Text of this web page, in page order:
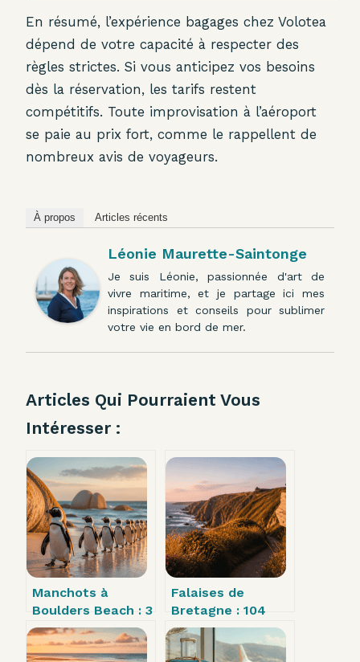
En résumé, l’expérience bagages chez Volotea
dépend de votre capacité à respecter des
règles strictes. Si vous anticipez vos besoins
dès la réservation, les tarifs restent
compétitifs. Toute improvisation à l’aéroport
se paie au prix fort, comme le rappellent de
nombreux avis de voyageurs.
À propos Articles récents
Léonie Maurette-Saintonge
Je suis Léonie, passionnée d'art de
vivre maritime, et je partage ici mes
inspirations et conseils pour sublimer
votre vie en bord de mer.
Articles Qui Pourraient Vous
Intéresser :
Manchots à
Boulders Beach : 3
criques à explorer
et 2 erreurs
Falaises de
Bretagne : 104
mètres de vertige
et les 5 sites